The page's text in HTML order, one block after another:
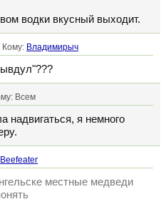
водки вкусный выходит.
Кому: Владимирыч
Всем
надвигаться, я немного
Beefeater
местные медведи